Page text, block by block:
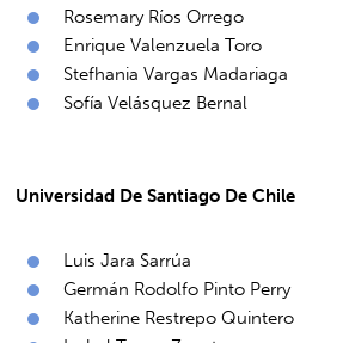
Rosemary Ríos Orrego
Enrique Valenzuela Toro
Stefhania Vargas Madariaga
Sofía Velásquez Bernal
Universidad De Santiago De Chile
Luis Jara Sarrúa
Germán Rodolfo Pinto Perry
Katherine Restrepo Quintero